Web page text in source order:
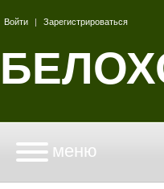
Войти | Зарегистрироваться
меню